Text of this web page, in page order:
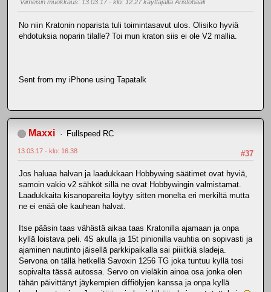
Viimeisin muokkaus: 13.03.17 - klo: 12.27 käyttäjältä Aristobaali
No niin Kratonin noparista tuli toimintasavut ulos. Olisiko hyviä
ehdotuksia noparin tilalle? Toi mun kraton siis ei ole V2 mallia.
Sent from my iPhone using Tapatalk
Maxxi Fullspeed RC
#37
13.03.17 - klo: 16.38
Jos haluaa halvan ja laadukkaan Hobbywing säätimet ovat hyviä,
samoin vakio v2 sähköt sillä ne ovat Hobbywingin valmistamat.
Laadukkaita kisanopareita löytyy sitten monelta eri merkiltä mutta
ne ei enää ole kauhean halvat.
Itse pääsin taas vähästä aikaa taas Kratonilla ajamaan ja onpa
kyllä loistava peli. 4S akulla ja 15t pinionilla vauhtia on sopivasti ja
ajaminen nautinto jäisellä parkkipaikalla sai piiiitkiä sladeja.
Servona on tällä hetkellä Savoxin 1256 TG joka tuntuu kyllä tosi
sopivalta tässä autossa. Servo on vieläkin ainoa osa jonka olen
tähän päivittänyt jäykempien diffiölyjen kanssa ja onpa kyllä